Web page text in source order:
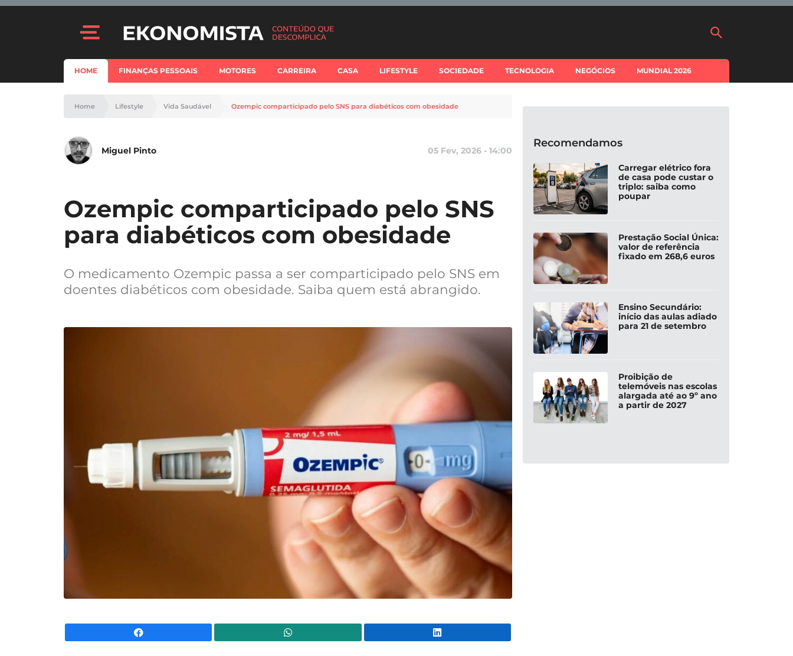
HOME FINANÇAS PESSOAIS MOTORES CARREIRA CASA LIFESTYLE SOCIEDADE TECNOLOGIA NEGÓCIOS MUNDIAL 2026
Home Lifestyle Vida Saudável Ozempic comparticipado pelo SNS para diabéticos com obesidade
Miguel Pinto 05 Fev, 2026 - 14:00
Ozempic comparticipado pelo SNS
para diabéticos com obesidade
O medicamento Ozempic passa a ser comparticipado pelo SNS em
doentes diabéticos com obesidade. Saiba quem está abrangido.
Recomendamos
Carregar elétrico fora
de casa pode custar o
triplo: saiba como
poupar
Prestação Social Única:
valor de referência
fixado em 268,6 euros
Ensino Secundário:
início das aulas adiado
para 21 de setembro
Proibição de
telemóveis nas escolas
alargada até ao 9º ano
a partir de 2027